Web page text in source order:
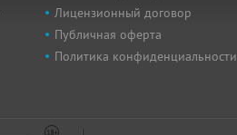
Лицензионный договор
Публичная оферта
Политика конфиденциальности